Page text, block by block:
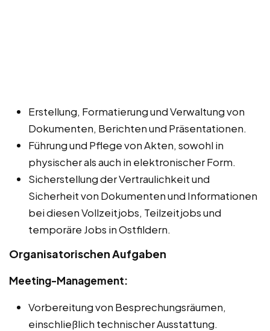
Erstellung, Formatierung und Verwaltung von
Dokumenten, Berichten und Präsentationen.
Führung und Pflege von Akten, sowohl in
physischer als auch in elektronischer Form.
Sicherstellung der Vertraulichkeit und
Sicherheit von Dokumenten und Informationen
bei diesen Vollzeitjobs, Teilzeitjobs und
temporäre Jobs in Ostfildern.
Organisatorischen Aufgaben
Meeting-Management:
Vorbereitung von Besprechungsräumen,
einschließlich technischer Ausstattung.